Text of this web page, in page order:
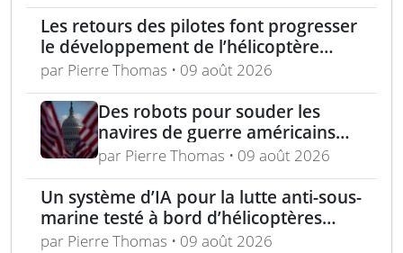
Les retours des pilotes font progresser
le développement de l’hélicoptère
d’assaut Cheyenne
par Pierre Thomas • 09 août 2026
Des robots pour souder les
navires de guerre américains
dans un programme pilote
chantier naval
par Pierre Thomas • 09 août 2026
Un système d’IA pour la lutte anti-sous-
marine testé à bord d’hélicoptères
américains MH-60R
par Pierre Thomas • 09 août 2026